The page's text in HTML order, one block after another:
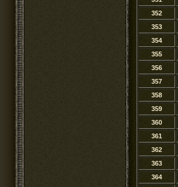
352
353
354
355
356
357
358
359
360
361
362
363
364